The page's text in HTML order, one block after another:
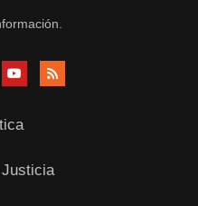
Justicia